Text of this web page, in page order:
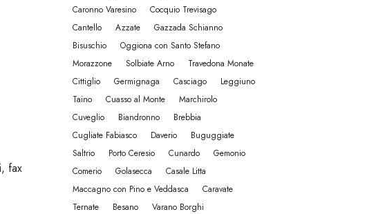
fax
Caronno Varesino
Cocquio Trevisago
Cantello
Azzate
Gazzada Schianno
Bisuschio
Oggiona con Santo Stefano
Morazzone
Solbiate Arno
Travedona Monate
Cittiglio
Germignaga Casciago
Leggiuno
Taino
Cuasso al Monte
Marchirolo
Cuveglio
Biandronno
Brebbia
Cugliate Fabiasco
Daverio
Buguggiate
Saltrio
Porto Ceresio Cunardo
Gemonio
Comerio
Golasecca
Casale Litta
Maccagno con Pino e Veddasca
Caravate
Ternate
Besano
Varano Borghi